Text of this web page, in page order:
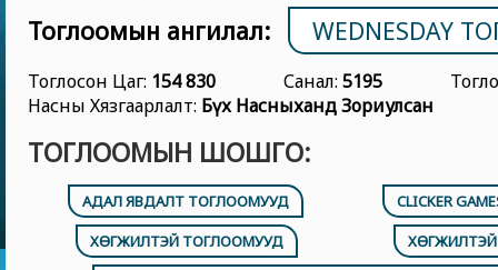
Тоглоомын ангилал:
WEDNESDAY
Тоглосон Цаг: 154 830 Санал: 5195
Насны Хязгаарлалт: Бүх Насныханд Зориулсан
ТОГЛООМЫН ШОШГО:
АДАЛ ЯВДАЛТ ТОГЛООМУУД
CLICKER
ХӨГЖИЛТЭЙ ТОГЛООМУУД